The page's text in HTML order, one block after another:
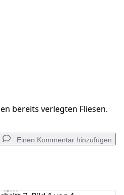
bereits verlegten Fliesen.
Einen Kommentar hinzufügen